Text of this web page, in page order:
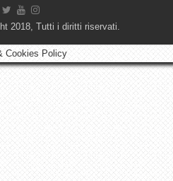
2018, Tutti i diritti riservati.
Cookies Policy